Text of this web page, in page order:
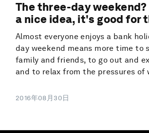
The three-day
a nice idea, it's good for
Almost everyone enjoys a bank
day weekend means more time to
family and friends, to go out and
and to relax from the pressures of
2016年08月30日